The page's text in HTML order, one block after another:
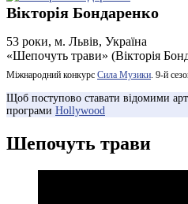
Вікторія Бондаренко
53 роки, м. Львів, Україна
«Шепочуть трави» (Вікторія
Міжнародний конкурс Сила Музики. 9-й
Щоб поступово ставати відомими
програми Hollywood
Шепочуть трави